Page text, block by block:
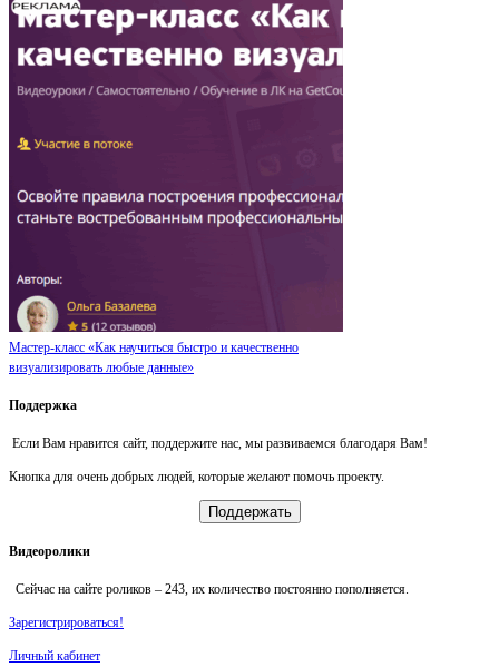
Мастер-класс «Как научиться быстро и качественно
визуализировать любые данные»
Поддержка
Если Вам нравится сайт, поддержите нас, мы развиваемся благодаря Вам!
Кнопка для очень добрых людей, которые желают помочь проекту.
Поддержать
Видеоролики
Сейчас на сайте роликов – 243 , их количество постоянно пополняется.
Зарегистрироваться!
Личный кабинет